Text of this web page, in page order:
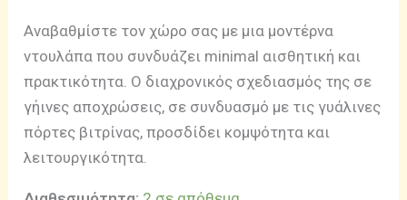
€1,860.00.
Αναβαθμίστε τον χώρο σας με μια μοντέρνα
ντουλάπα που συνδυάζει minimal αισθητική και
πρακτικότητα. Ο διαχρονικός σχεδιασμός της σε
γήινες αποχρώσεις, σε συνδυασμό με τις γυάλινες
πόρτες βιτρίνας, προσδίδει κομψότητα και
λειτουργικότητα.